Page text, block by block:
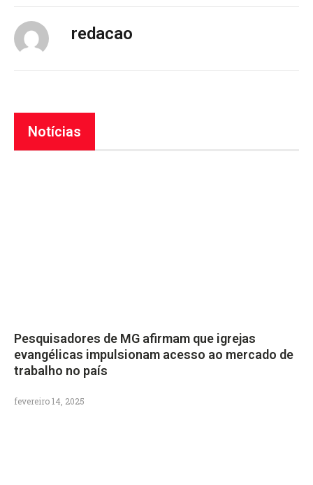
redacao
Notícias
Pesquisadores de MG afirmam que igrejas
evangélicas impulsionam acesso ao mercado de
trabalho no país
fevereiro 14, 2025